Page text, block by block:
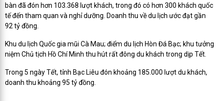
bàn đã đón hơn 103.368 lượt khách, trong đó có hơn 300 khách quốc
tế đến tham quan và nghỉ dưỡng. Doanh thu về du lịch ước đạt gần
92 tỷ đồng.
Khu du lịch Quốc gia mũi Cà Mau; điểm du lịch Hòn Đá Bạc; khu tưởng
niệm Chủ tịch Hồ Chí Minh thu hút rất đông du khách trong dịp Tết.
Trong 5 ngày Tết, tỉnh Bạc Liêu đón khoảng 185.000 lượt du khách,
doanh thu khoảng 95 tỷ đồng.